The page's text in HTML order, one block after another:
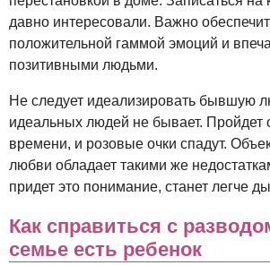
давно интересовали. Важно
положительной гаммой эмоций и
позитивными людьми.
Не следует идеализировать бывшую
идеальных людей не бывает. Пройдет
времени, и розовые очки спадут.
любви обладает такими же
придет это понимание, станет легче
Как справиться с
семье есть ребенок